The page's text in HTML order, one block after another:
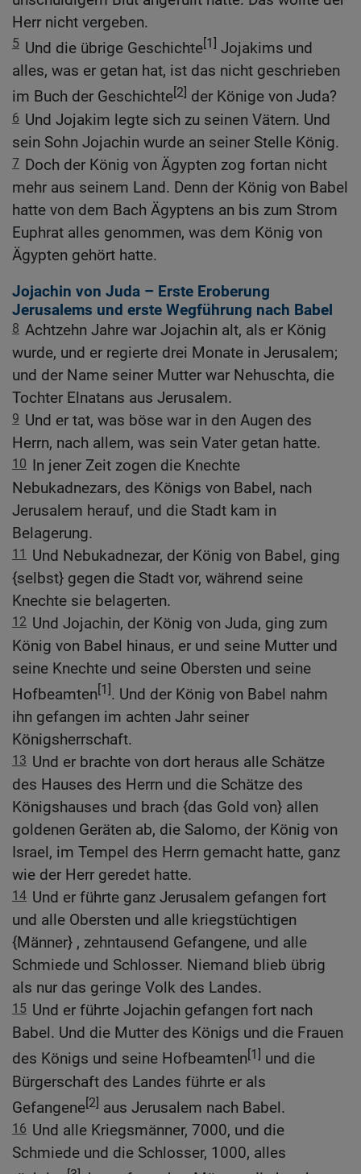
Herr nicht vergeben.
5 Und die übrige Geschichte[1] Jojakims und
alles, was er getan hat, ist das nicht geschrieben
im Buch der Geschichte[2] der Könige von Juda?
6 Und Jojakim legte sich zu seinen Vätern. Und
sein Sohn Jojachin wurde an seiner Stelle König.
7 Doch der König von Ägypten zog fortan nicht
mehr aus seinem Land. Denn der König von Babel
hatte von dem Bach Ägyptens an bis zum Strom
Euphrat alles genommen, was dem König von
Ägypten gehört hatte.
Jojachin von Juda – Erste Eroberung
Jerusalems und erste Wegführung nach Babel
8 Achtzehn Jahre war Jojachin alt, als er König
wurde, und er regierte drei Monate in Jerusalem;
und der Name seiner Mutter war Nehuschta, die
Tochter Elnatans aus Jerusalem.
9 Und er tat, was böse war in den Augen des
Herrn, nach allem, was sein Vater getan hatte.
10 In jener Zeit zogen die Knechte
Nebukadnezars, des Königs von Babel, nach
Jerusalem herauf, und die Stadt kam in
Belagerung.
11 Und Nebukadnezar, der König von Babel, ging
{selbst} gegen die Stadt vor, während seine
Knechte sie belagerten.
12 Und Jojachin, der König von Juda, ging zum
König von Babel hinaus, er und seine Mutter und
seine Knechte und seine Obersten und seine
Hofbeamten[1]. Und der König von Babel nahm
ihn gefangen im achten Jahr seiner
Königsherrschaft.
13 Und er brachte von dort heraus alle Schätze
des Hauses des Herrn und die Schätze des
Königshauses und brach {das Gold von} allen
goldenen Geräten ab, die Salomo, der König von
Israel, im Tempel des Herrn gemacht hatte, ganz
wie der Herr geredet hatte.
14 Und er führte ganz Jerusalem gefangen fort
und alle Obersten und alle kriegstüchtigen
{Männer} , zehntausend Gefangene, und alle
Schmiede und Schlosser. Niemand blieb übrig
als nur das geringe Volk des Landes.
15 Und er führte Jojachin gefangen fort nach
Babel. Und die Mutter des Königs und die Frauen
des Königs und seine Hofbeamten[1] und die
Bürgerschaft des Landes führte er als
Gefangene[2] aus Jerusalem nach Babel.
16 Und alle Kriegsmänner, 7000, und die
Schmiede und die Schlosser, 1000, alles